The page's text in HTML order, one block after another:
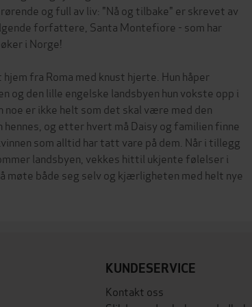
og full av liv: "Nå og tilbake" er skrevet av
forfattere, Santa Montefiore - som har
i Norge!
fra Roma med knust hjerte. Hun håper
og den lille engelske landsbyen hun vokste opp i
noe er ikke helt som det skal være med den
og etter hvert må Daisy og familien finne
som alltid har tatt vare på dem. Når i tillegg
landsbyen, vekkes hittil ukjente følelser i
møte både seg selv og kjærligheten med helt nye
KUNDESERVICE
Kontakt oss